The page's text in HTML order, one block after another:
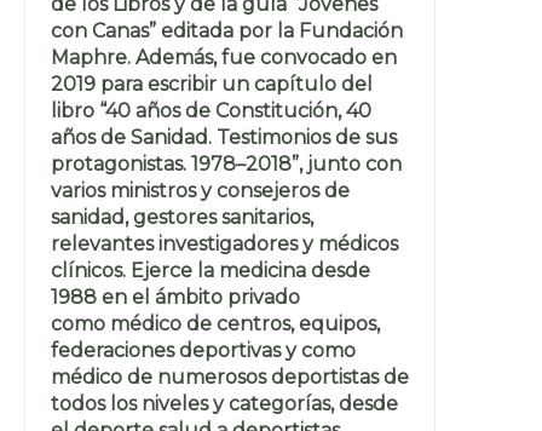
con Canas” editada por la Fundación
Maphre. Además, fue convocado en
2019 para escribir un capítulo del
libro “40 años de Constitución, 40
años de Sanidad. Testimonios de sus
protagonistas. 1978–2018”, junto con
varios ministros y consejeros de
sanidad, gestores sanitarios,
relevantes investigadores y médicos
clínicos. Ejerce la medicina desde
1988 en el ámbito privado
como médico de centros, equipos,
federaciones deportivas y como
médico de numerosos deportistas de
todos los niveles y categorías, desde